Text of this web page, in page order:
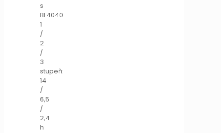
s
BL4040
1
/
2
/
3
stupeň:
14
/
6,5
/
2,4
h